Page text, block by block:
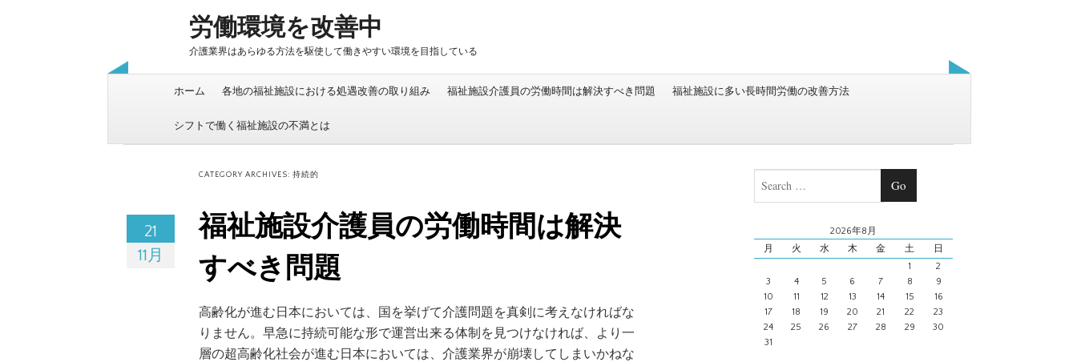
労働環境を改善中
介護業界はあらゆる方法を駆使して働きやすい環境を目指している
ホーム 各地の福祉施設における処遇改善の取り組み 福祉施設介護員の労働時間は解決すべき問題 福祉施設に多い長時間労働の改善方法
シフトで働く福祉施設の不満とは
CATEGORY ARCHIVES: 持続的
21
11月
福祉施設介護員の労働時間は解決
すべき問題
高齢化が進む日本においては、国を挙げて介護問題を真剣に考えなければな
りません。早急に持続可能な形で運営出来る体制を見つけなければ、より一
層の超高齢化社会が進む日本においては、介護業界が崩壊してしまいかねな
Search
2026年8月
月
火 水 木 金 土
日
1
2
3
4 5 6 7 8
9
10
11 12 13 14 15
16
17
18 19 20 21 22
23
24
25 26 27 28 29
30
31